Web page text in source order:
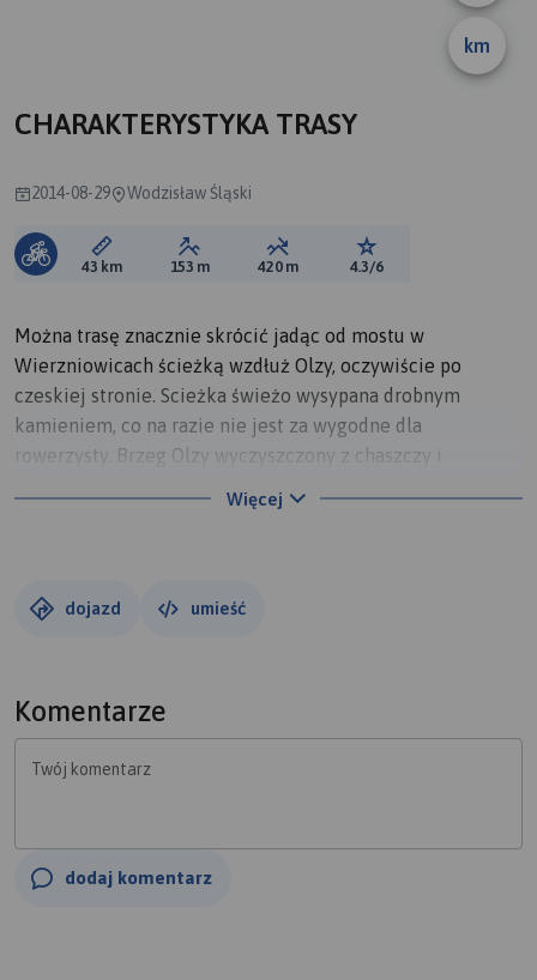
km
CHARAKTERYSTYKA TRASY
2014-08-29 Wodzisław Śląski
Długość trasy:
43 km Suma przewyższeń:
153 m Suma spadków:
420 m Ocena trasy:
4.3/6
Można trasę znacznie skrócić jadąc od mostu w
Wierzniowicach ścieżką wzdłuż Olzy, oczywiście po
czeskiej stronie. Scieżka świeżo wysypana drobnym
kamieniem, co na razie nie jest za wygodne dla
rowerzysty. Brzeg Olzy wyczyszczony z chaszczy i
Więcej
dojazd umieść
Komentarze
Twój komentarz
dodaj komentarz